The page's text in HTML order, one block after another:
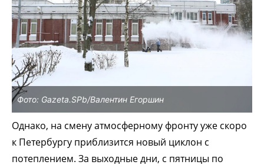
Фото: Gazeta.SPb/Валентин Егоршин
Однако, на смену атмосферному фронту уже скоро
к Петербургу приблизится новый циклон с
потеплением. За выходные дни, с пятницы по